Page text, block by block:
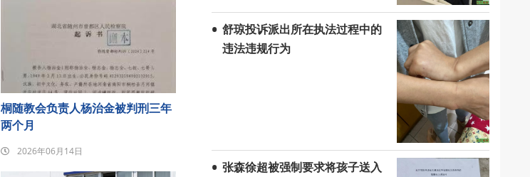
桐随教会负责人杨治金被判刑三年
两个月
2026年06月14日
舒琼投诉派出所在执法过程中的
违法违规行为
张森徐超被强制要求将孩子送入